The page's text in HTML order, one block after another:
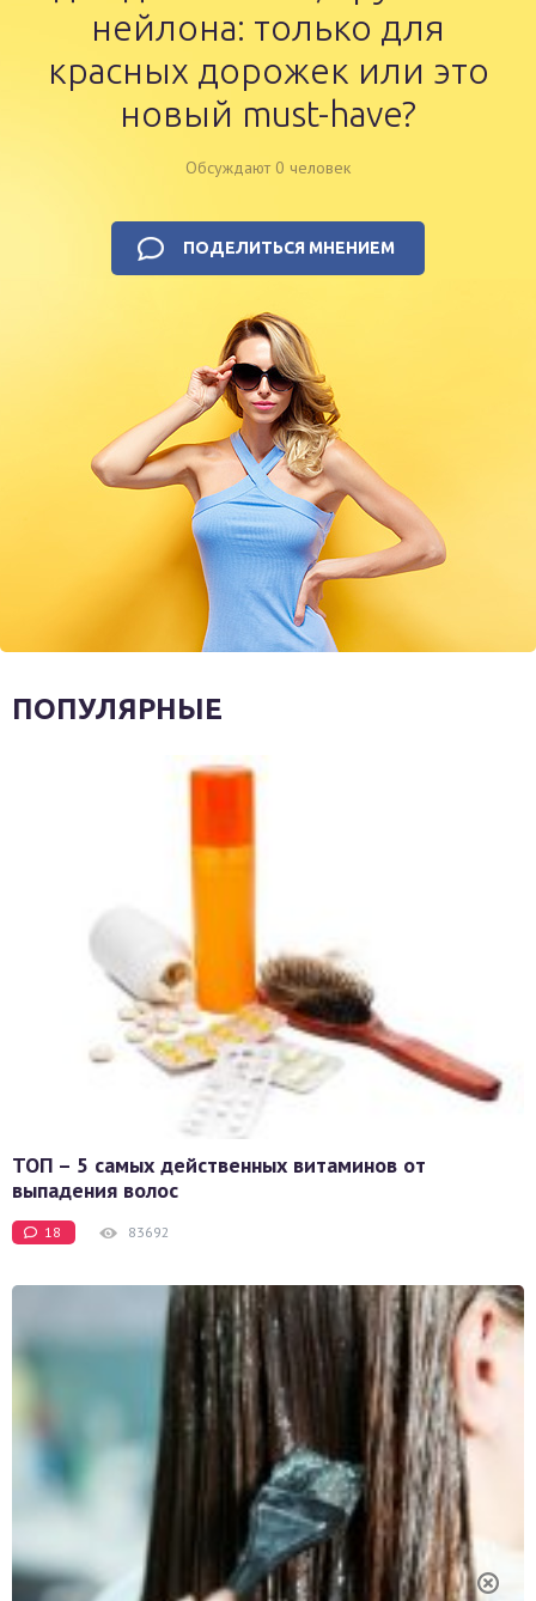
нейлона: только для
красных дорожек или это
новый must-have?
Обсуждают 0 человек
ПОДЕЛИТЬСЯ МНЕНИЕМ
ПОПУЛЯРНЫЕ
ТОП – 5 самых действенных витаминов от
выпадения волос
18 83692